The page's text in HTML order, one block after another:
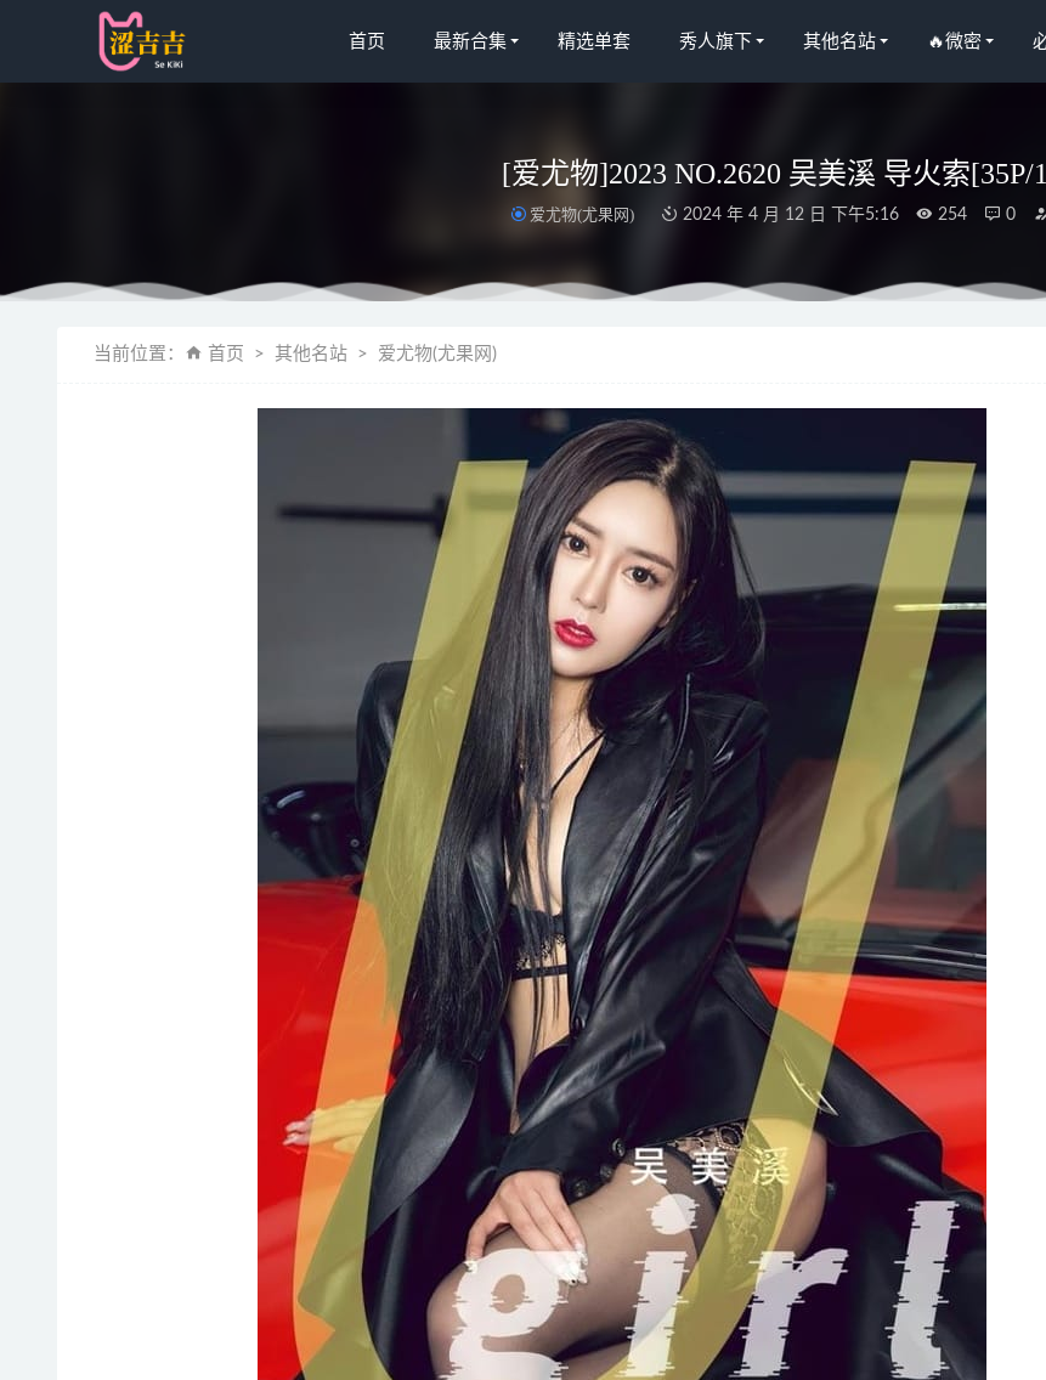
首页 最新合集 精选单套 秀人旗下 其他名站 🔥微密
[爱尤物]2023 NO.2620 吴美溪 导火索[35P/
爱尤物(尤果网) 2024 年 4 月 12 日 下午5:16 254 0
当前位置： 首页 其他名站 爱尤物(尤果网)
[Ugirls尤果网]爱尤物 2021.12.17 No.2237 林诺晗[35P]
[爱尤物]2023 NO.2767 清澈的你 芮晓颖[35P/69MB] 2024-07-25
[微密圈]洁己 – 蓝色大蜜桃 [28P-99M]
[Xiuren秀人网]2025.04.14 NO.10148 小甜甜甜[86+1P/792MB] 2025-11-02